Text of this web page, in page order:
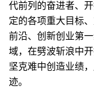
代前列的奋进者、
定的各项重大目标
前沿、创新创业第
域，在劈波斩浪中
坚克难中创造业绩
迹。